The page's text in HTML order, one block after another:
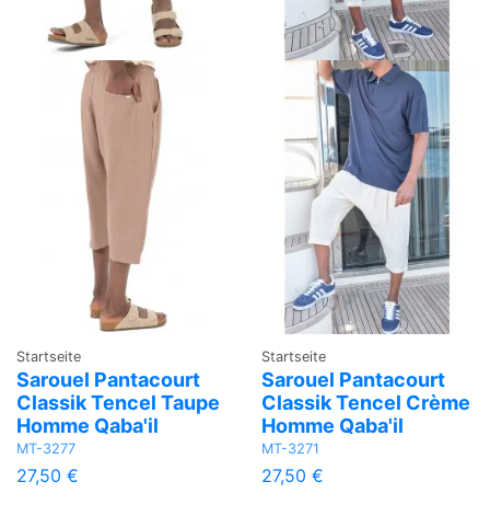
Startseite
Sarouel Pantacourt
Classik Tencel Taupe
Homme Qaba'il
MT-3277
27,50 €
Startseite
Sarouel Pantacourt
Classik Tencel Crème
Homme Qaba'il
MT-3271
27,50 €